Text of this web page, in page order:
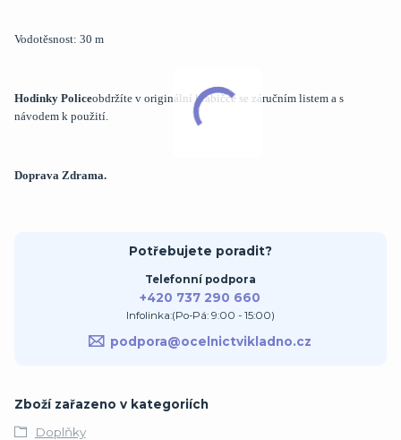
Vodotěsnost: 30 m
Hodinky Policeobdržíte v originální krabičce se záručním listem a s
návodem k použití.
Doprava Zdrama.
Potřebujete poradit?
Telefonní podpora
+420 737 290 660
Infolinka:(Po-Pá: 9:00 - 15:00)
podpora@ocelnictvikladno.cz
Zboží zařazeno v kategoriích
Doplňky